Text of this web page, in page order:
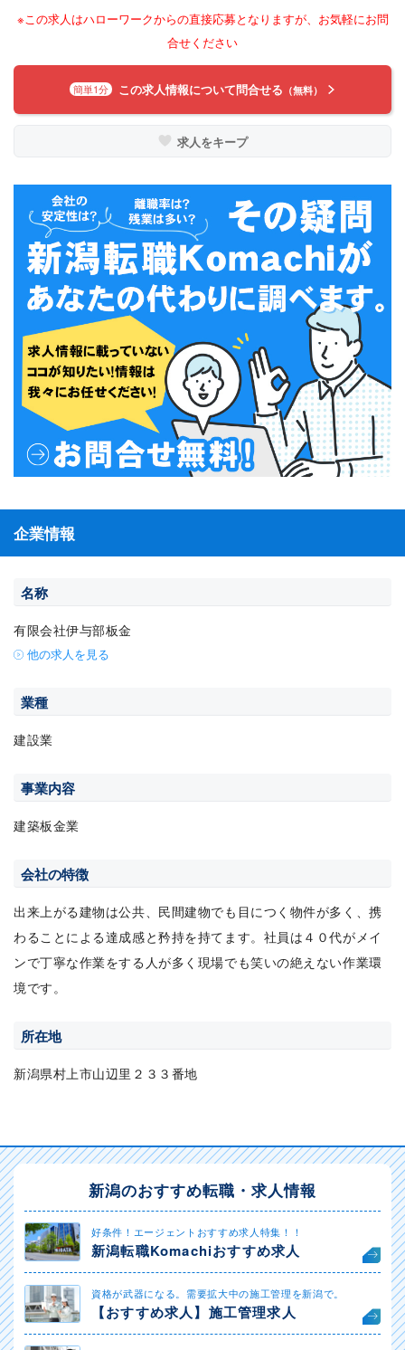
※この求人はハローワークからの直接応募となりますが、お気軽にお問
合せください
簡単1分 この求人情報について問合せる （無料）
求人をキープ
企業情報
名称
有限会社伊与部板金
他の求人を見る
業種
建設業
事業内容
建築板金業
会社の特徴
出来上がる建物は公共、民間建物でも目につく物件が多く、携
わることによる達成感と矜持を持てます。社員は４０代がメイ
ンで丁寧な作業をする人が多く現場でも笑いの絶えない作業環
境です。
所在地
新潟県村上市山辺里２３３番地
新潟のおすすめ転職・求人情報
好条件！エージェントおすすめ求人特集！！
新潟転職Komachiおすすめ求人
資格が武器になる。需要拡大中の施工管理を新潟で。
【おすすめ求人】施工管理求人